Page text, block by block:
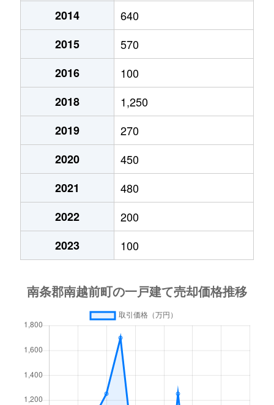
2014
640
2015
570
2016
100
2018
1,250
2019
270
2020
450
2021
480
2022
200
2023
100